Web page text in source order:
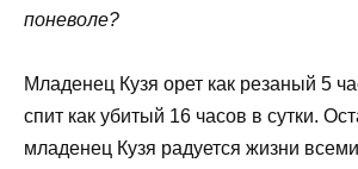
поневоле?
Младенец Кузя орет как резаный 5
спит как убитый 16 часов в сутки.
младенец Кузя радуется жизни